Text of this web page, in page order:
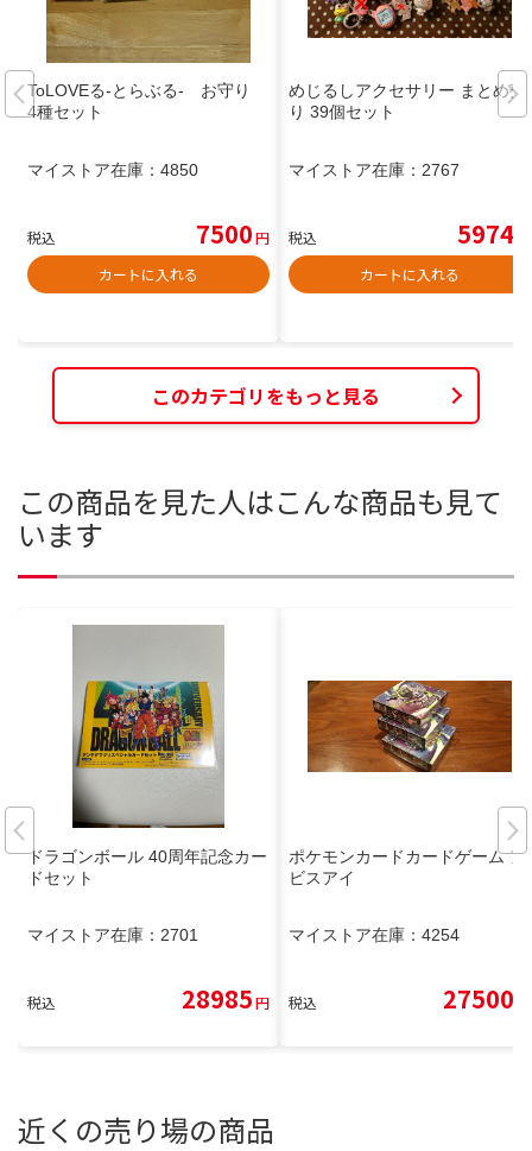
ToLOVEる-とらぶる- お守り
4種セット
マイストア在庫： 4850
税込 7500円
カートに入れる
めじるしアクセサリー まとめ売
り 39個セット
マイストア在庫： 2767
税込 5974
カートに入れる
このカテゴリをもっと見る
この商品を見た人はこんな商品も見て
います
ドラゴンボール 40周年記念カー
ドセット
マイストア在庫： 2701
税込 28985円
ポケモンカードカードゲーム ア
ビスアイ
マイストア在庫： 4254
税込 27500
近くの売り場の商品